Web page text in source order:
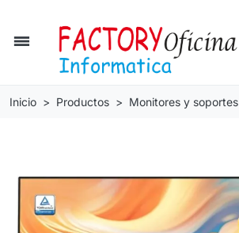
dehaze
Inicio Productos Monitores y soportes